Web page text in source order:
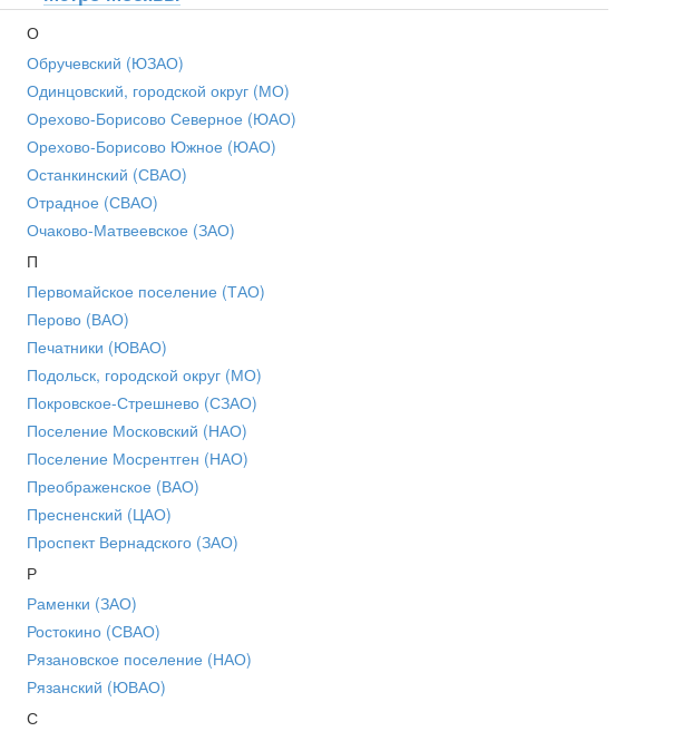
О
Обручевский (ЮЗАО)
Одинцовский, городской округ (МО)
Орехово-Борисово Северное (ЮАО)
Орехово-Борисово Южное (ЮАО)
Останкинский (СВАО)
Отрадное (СВАО)
Очаково-Матвеевское (ЗАО)
П
Первомайское поселение (ТАО)
Перово (ВАО)
Печатники (ЮВАО)
Подольск, городской округ (МО)
Покровское-Стрешнево (СЗАО)
Поселение Московский (НАО)
Поселение Мосрентген (НАО)
Преображенское (ВАО)
Пресненский (ЦАО)
Проспект Вернадского (ЗАО)
Р
Раменки (ЗАО)
Ростокино (СВАО)
Рязановское поселение (НАО)
Рязанский (ЮВАО)
С